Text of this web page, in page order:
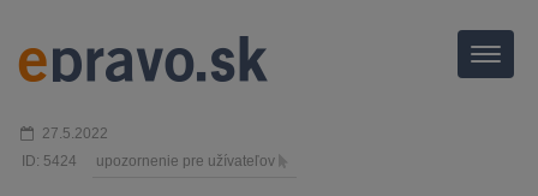
Menu
27.5.2022
ID: 5424
upozornenie pre užívateľov